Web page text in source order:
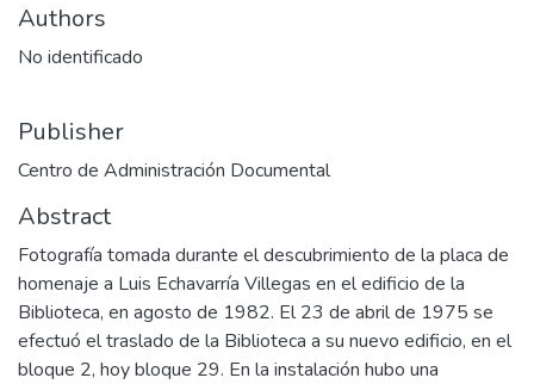
Authors
No identificado
Publisher
Centro de Administración Documental
Abstract
Fotografía tomada durante el descubrimiento de la placa de
homenaje a Luis Echavarría Villegas en el edificio de la
Biblioteca, en agosto de 1982. El 23 de abril de 1975 se
efectuó el traslado de la Biblioteca a su nuevo edificio, en el
bloque 2, hoy bloque 29. En la instalación hubo una